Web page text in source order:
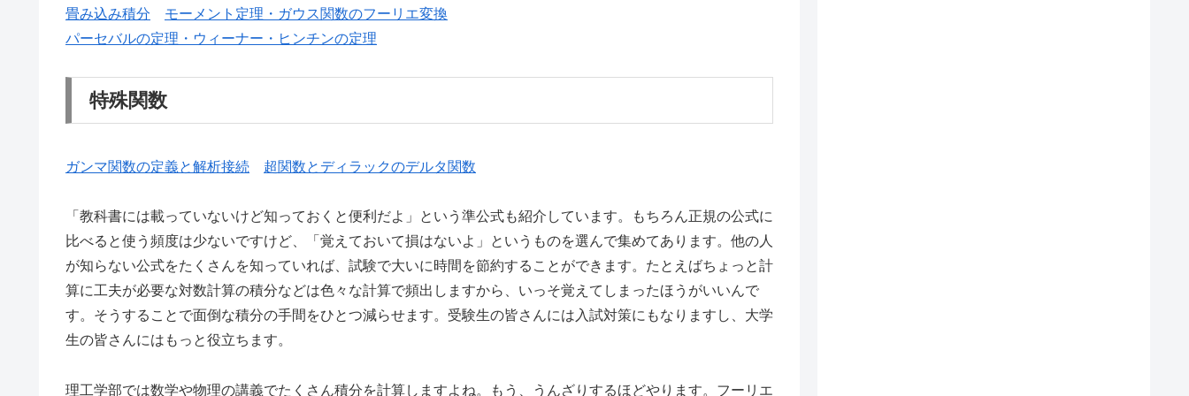
畳み込み積分
モーメント定理・ガウス関数のフーリエ変換
パーセバルの定理・ウィーナー・ヒンチンの定理
特殊関数
ガンマ関数の定義と解析接続 超関数とディラックのデルタ関数
「教科書には載っていないけど知っておくと便利だよ」という準公式も紹介しています。もちろん正規の公式に
比べると使う頻度は少ないですけど、「覚えておいて損はないよ」というものを選んで集めてあります。他の人
が知らない公式をたくさんを知っていれば、試験で大いに時間を節約することができます。たとえばちょっと計
算に工夫が必要な対数計算の積分などは色々な計算で頻出しますから、いっそ覚えてしまったほうがいいんで
す。そうすることで面倒な積分の手間をひとつ減らせます。受験生の皆さんには入試対策にもなりますし、大学
生の皆さんにはもっと役立ちます。
理工学部では数学や物理の講義でたくさん積分を計算しますよね。もう、うんざりするほどやります。フーリエ